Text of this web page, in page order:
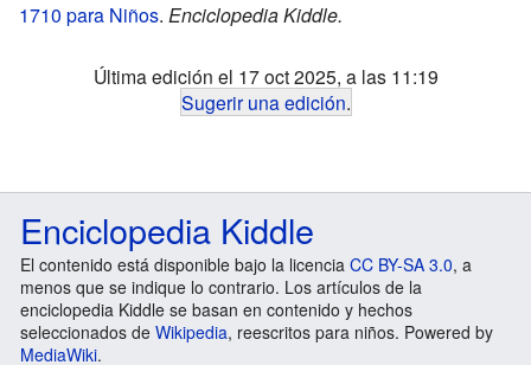
1710 para Niños. Enciclopedia Kiddle.
Última edición el 17 oct 2025, a las 11:19
Sugerir una edición.
Enciclopedia Kiddle
El contenido está disponible bajo la licencia CC BY-SA 3.0, a
menos que se indique lo contrario. Los artículos de la
enciclopedia Kiddle se basan en contenido y hechos
seleccionados de Wikipedia, reescritos para niños. Powered by
MediaWiki.